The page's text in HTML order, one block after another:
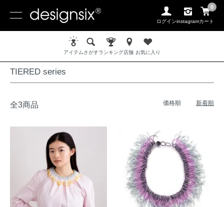
ログインinstagram
0
カート
アイテムさがすランキング店舗 お気に入り
MATERIAL / 素材 BEADS / ビーズ TIERED series
TIERED series
全3商品 価格順 新着順